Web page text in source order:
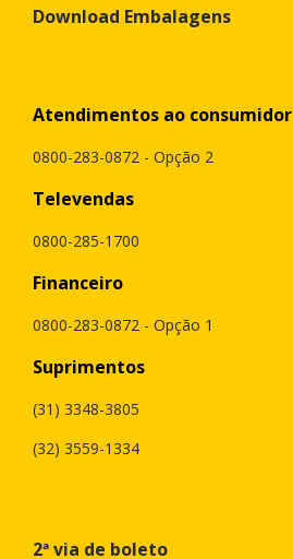
Download Embalagens
Atendimentos ao consumidor
0800-283-0872 - Opção 2
Televendas
0800-285-1700
Financeiro
0800-283-0872 - Opção 1
Suprimentos
(31) 3348-3805
(32) 3559-1334
2ª via de boleto